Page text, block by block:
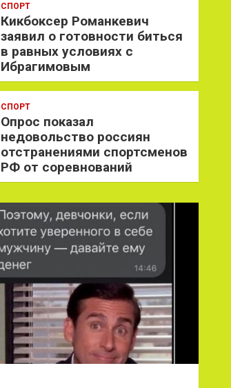
СПОРТ
Кикбоксер Романкевич
заявил о готовности биться
в равных условиях с
Ибрагимовым
СПОРТ
Опрос показал
недовольство россиян
отстранениями спортсменов
РФ от соревнований